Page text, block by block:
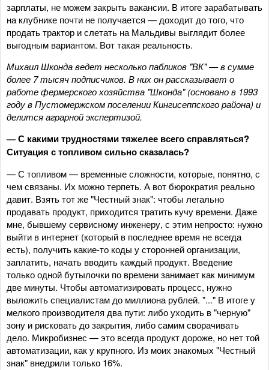
зарплаты, не можем закрыть вакансии. В итоге зарабатывать
на клубнике почти не получается — доходит до того, что
продать трактор и слетать на Мальдивы выглядит более
выгодным вариантом. Вот такая реальность.
Михаил Шконда ведет несколько пабликов "ВК" — в сумме
более 7 тысяч подписчиков. В них он рассказывает о
работе фермерского хозяйства "Шконда" (основано в 1993
году в Пустомержском поселении Кингисеппского района) и
делится аграрной экспертизой.
— С какими трудностями тяжелее всего справляться?
Ситуация с топливом сильно сказалась?
— С топливом — временные сложности, которые, понятно, с
чем связаны. Их можно терпеть. А вот бюрократия реально
давит. Взять тот же "Честный знак": чтобы легально
продавать продукт, приходится тратить кучу времени. Даже
мне, бывшему сервисному инженеру, с этим непросто: нужно
выйти в интернет (который в последнее время не всегда
есть), получить какие‑то коды у сторонней организации,
заплатить, начать вводить каждый продукт. Введение
только одной бутылочки по времени занимает как минимум
две минуты. Чтобы автоматизировать процесс, нужно
выложить специалистам до миллиона рублей. "..." В итоге у
мелкого производителя два пути: либо уходить в "черную"
зону и рисковать до закрытия, либо самим сворачивать
дело. Микробизнес — это всегда продукт дороже, но нет той
автоматизации, как у крупного. Из моих знакомых "Честный
знак" внедрили только 16%.